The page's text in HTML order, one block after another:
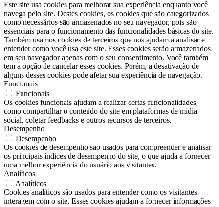
Este site usa cookies para melhorar sua experiência enquanto você
navega pelo site. Destes cookies, os cookies que são categorizados
como necessários são armazenados no seu navegador, pois são
essenciais para o funcionamento das funcionalidades básicas do site.
Também usamos cookies de terceiros que nos ajudam a analisar e
entender como você usa este site. Esses cookies serão armazenados
em seu navegador apenas com o seu consentimento. Você também
tem a opção de cancelar esses cookies. Porém, a desativação de
alguns desses cookies pode afetar sua experiência de navegação.
Funcionais
Funcionais
Os cookies funcionais ajudam a realizar certas funcionalidades,
como compartilhar o conteúdo do site em plataformas de mídia
social, coletar feedbacks e outros recursos de terceiros.
Desempenho
Desempenho
Os cookies de desempenho são usados ​​para compreender e analisar
os principais índices de desempenho do site, o que ajuda a fornecer
uma melhor experiência do usuário aos visitantes.
Analíticos
Analíticos
Cookies analíticos são usados ​​para entender como os visitantes
interagem com o site. Esses cookies ajudam a fornecer informações